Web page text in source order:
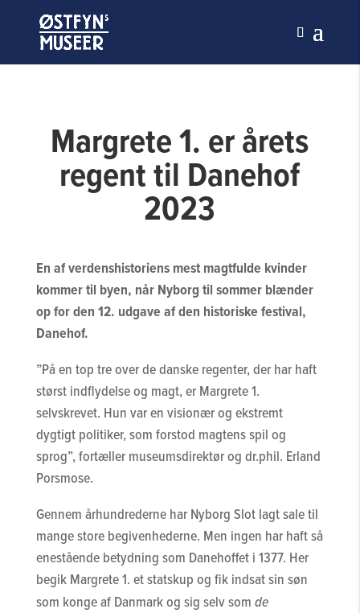
Margrete 1. er årets
regent til Danehof
2023
En af verdenshistoriens mest magtfulde kvinder
kommer til byen, når Nyborg til sommer blænder
op for den 12. udgave af den historiske festival,
Danehof.
”På en top tre over de danske regenter, der har haft
størst indflydelse og magt, er Margrete 1.
selvskrevet. Hun var en visionær og ekstremt
dygtigt politiker, som forstod magtens spil og
sprog”, fortæller museumsdirektør og dr.phil. Erland
Porsmose.
Gennem århundrederne har Nyborg Slot lagt sale til
mange store begivenhederne. Men ingen har haft så
enestående betydning som Danehoffet i 1377. Her
begik Margrete 1. et statskup og fik indsat sin søn
som konge af Danmark og sig selv som de